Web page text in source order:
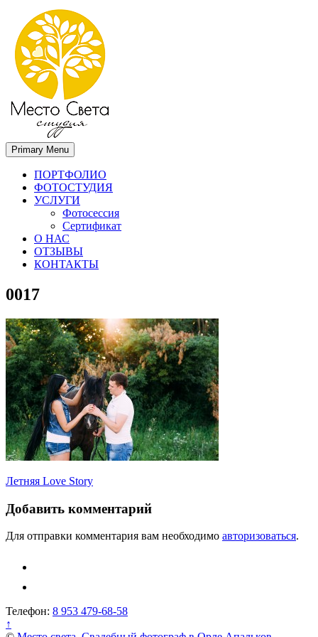
Место света. Свадебный фотограф в Орле Апальков Вячеслав
Свадебный фотограф в Орле
Primary Menu
ПОРТФОЛИО
ФОТОСТУДИЯ
УСЛУГИ
Фотосессия
Сертификат
О НАС
ОТЗЫВЫ
КОНТАКТЫ
0017
Навигация
по
записям
Летняя Love Story
Добавить комментарий
Для отправки комментария вам необходимо авторизоваться.
Телефон: 8 953 479-68-58
↑